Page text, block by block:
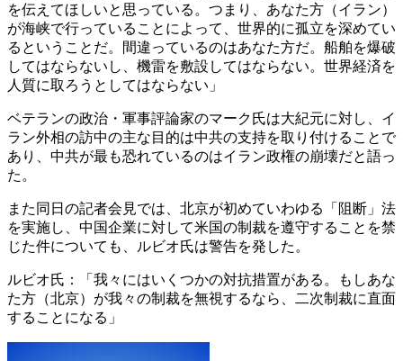
を伝えてほしいと思っている。つまり、あなた方（イラン）
が海峡で行っていることによって、世界的に孤立を深めてい
るということだ。間違っているのはあなた方だ。船舶を爆破
してはならないし、機雷を敷設してはならない。世界経済を
人質に取ろうとしてはならない」
ベテランの政治・軍事評論家のマーク氏は大紀元に対し、イ
ラン外相の訪中の主な目的は中共の支持を取り付けることで
あり、中共が最も恐れているのはイラン政権の崩壊だと語っ
た。
また同日の記者会見では、北京が初めていわゆる「阻断」法
を実施し、中国企業に対して米国の制裁を遵守することを禁
じた件についても、ルビオ氏は警告を発した。
ルビオ氏：「我々にはいくつかの対抗措置がある。もしあな
た方（北京）が我々の制裁を無視するなら、二次制裁に直面
することになる」